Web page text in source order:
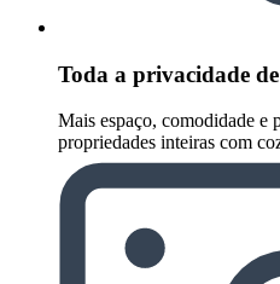
Toda a privacidade
Mais espaço, comodidade e
propriedades inteiras com